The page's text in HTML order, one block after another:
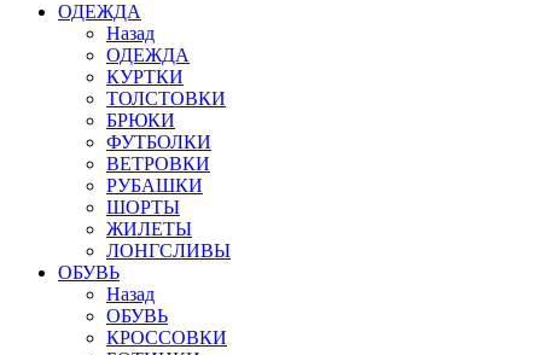
ОДЕЖДА
Назад
ОДЕЖДА
КУРТКИ
ТОЛСТОВКИ
БРЮКИ
ФУТБОЛКИ
ВЕТРОВКИ
РУБАШКИ
ШОРТЫ
ЖИЛЕТЫ
ЛОНГСЛИВЫ
ОБУВЬ
Назад
ОБУВЬ
КРОССОВКИ